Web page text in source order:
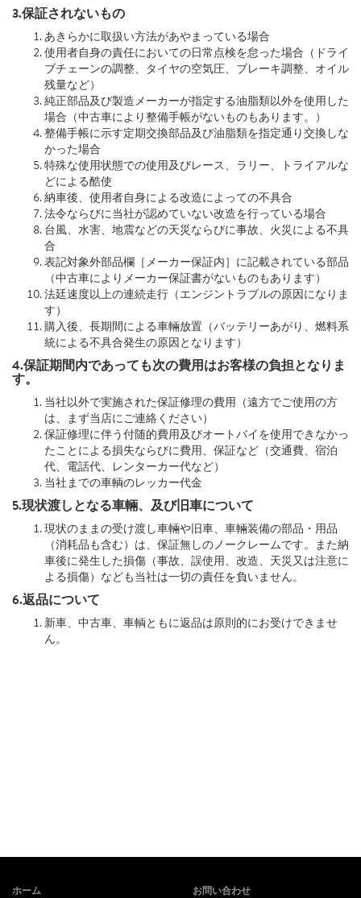
3.保証されないもの
あきらかに取扱い方法があやまっている場合
使用者自身の責任においての日常点検を怠った場合（ドライ
ブチェーンの調整、タイヤの空気圧、ブレーキ調整、オイル
残量など）
純正部品及び製造メーカーが指定する油脂類以外を使用した
場合（中古車により整備手帳がないものもあります。）
整備手帳に示す定期交換部品及び油脂類を指定通り交換しな
かった場合
特殊な使用状態での使用及びレース、ラリー、トライアルな
どによる酷使
納車後、使用者自身による改造によっての不具合
法令ならびに当社が認めていない改造を行っている場合
台風、水害、地震などの天災ならびに事故、火災による不具
合
表記対象外部品欄［メーカー保証内］に記載されている部品
（中古車によりメーカー保証書がないものもあります）
法廷速度以上の連続走行（エンジントラブルの原因になりま
す）
購入後、長期間による車輛放置（バッテリーあがり、燃料系
統による不具合発生の原因となります）
4.保証期間内であっても次の費用はお客様の負担となりま
す。
当社以外で実施された保証修理の費用（遠方でご使用の方
は、まず当店にご連絡ください）
保証修理に伴う付随的費用及びオートバイを使用できなかっ
たことによる損失ならびに費用、保証など（交通費、宿泊
代、電話代、レンターカー代など）
当社までの車輌のレッカー代金
5.現状渡しとなる車輛、及び旧車について
現状のままの受け渡し車輛や旧車、車輛装備の部品・用品
（消耗品も含む）は、保証無しのノークレームです。また納
車後に発生した損傷（事故、誤使用、改造、天災又は注意に
よる損傷）なども当社は一切の責任を負いません。
6.返品について
新車、中古車、車輌ともに返品は原則的にお受けできませ
ん。
ホーム お問い合わせ